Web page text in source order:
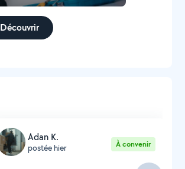
Découvrir
Adan K.
postée hier À convenir